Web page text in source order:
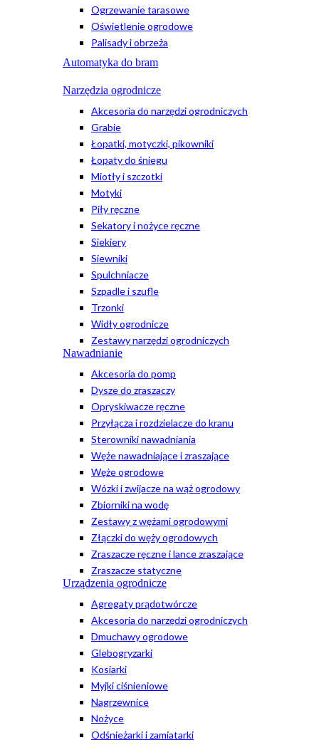
Ogrzewanie tarasowe
Oświetlenie ogrodowe
Palisady i obrzeża
Automatyka do bram
Narzędzia ogrodnicze
Akcesoria do narzędzi ogrodniczych
Grabie
Łopatki, motyczki, pikowniki
Łopaty do śniegu
Miotły i szczotki
Motyki
Piły ręczne
Sekatory i nożyce ręczne
Siekiery
Siewniki
Spulchniacze
Szpadle i szufle
Trzonki
Widły ogrodnicze
Zestawy narzędzi ogrodniczych
Nawadnianie
Akcesoria do pomp
Dysze do zraszaczy
Opryskiwacze ręczne
Przyłącza i rozdzielacze do kranu
Sterowniki nawadniania
Węże nawadniające i zraszające
Węże ogrodowe
Wózki i zwijacze na wąż ogrodowy
Zbiorniki na wodę
Zestawy z wężami ogrodowymi
Złączki do węży ogrodowych
Zraszacze ręczne i lance zraszające
Zraszacze statyczne
Urządzenia ogrodnicze
Agregaty prądotwórcze
Akcesoria do narzędzi ogrodniczych
Dmuchawy ogrodowe
Glebogryzarki
Kosiarki
Myjki ciśnieniowe
Nagrzewnice
Nożyce
Odśnieżarki i zamiatarki